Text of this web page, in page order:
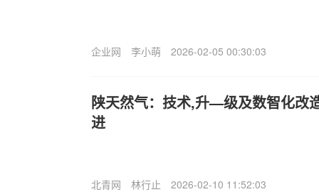
企业网 李小萌 2026-02-05 00:30:03
陕天然气：技术,升—级及数智化改
进
北青网 林行止 2026-02-10 11:52:03